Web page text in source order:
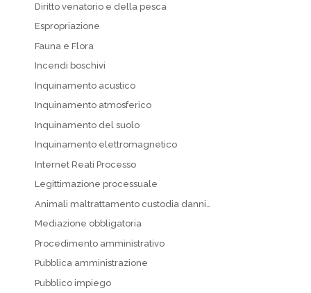
Diritto venatorio e della pesca
Espropriazione
Fauna e Flora
Incendi boschivi
Inquinamento acustico
Inquinamento atmosferico
Inquinamento del suolo
Inquinamento elettromagnetico
Internet Reati Processo
Legittimazione processuale
Animali maltrattamento custodia danni…
Mediazione obbligatoria
Procedimento amministrativo
Pubblica amministrazione
Pubblico impiego